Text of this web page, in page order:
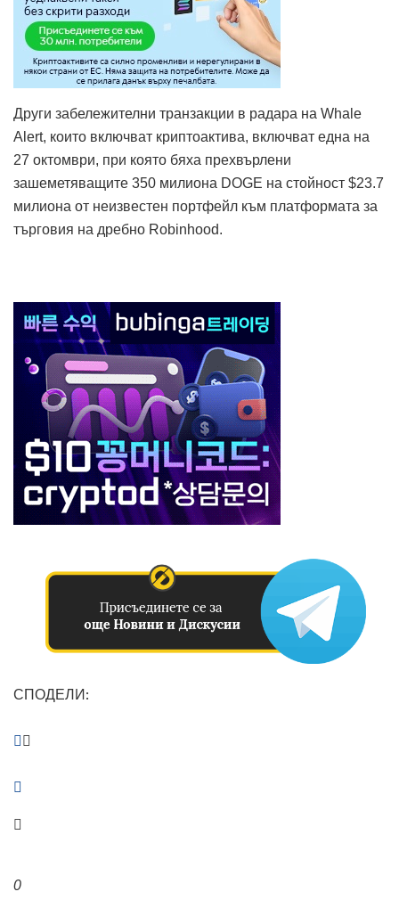
Други забележителни транзакции в радара на Whale
Alert, които включват криптоактива, включват една на
27 октомври, при която бяха прехвърлени
зашеметяващите 350 милиона DOGE на стойност $23.7
милиона от неизвестен портфейл към платформата за
търговия на дребно Robinhood.
СПОДЕЛИ:
0